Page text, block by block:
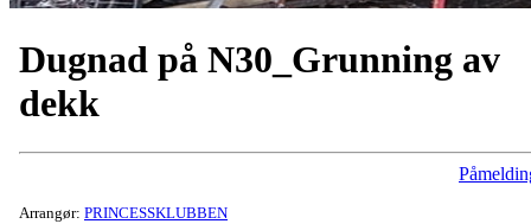
Dugnad på N30_Grunning av
dekk
Arrangør: PRINCESSKLUBBEN